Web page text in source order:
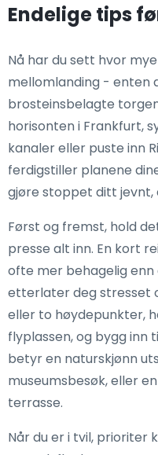
Endelige tips
Nå har du sett hvor
mellomlanding - enten
brosteinsbelagte
horisonten i Frankfurt,
kanaler eller puste inn
ferdigstiller planene
gjøre stoppet ditt jevnt,
Først og fremst, hold
presse alt inn. En kort
ofte mer behagelig
etterlater deg stresset
eller to høydepunkter,
flyplassen, og bygg inn
betyr en naturskjønn
museumsbesøk, eller
terrasse.
Når du er i tvil, prioriter